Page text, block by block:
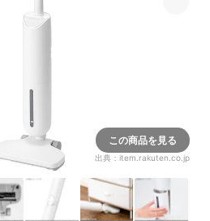
この商品を見る
出典： item.rakuten.co.jp